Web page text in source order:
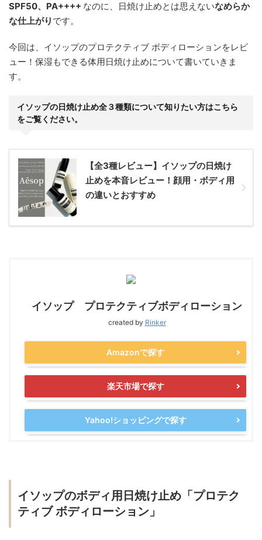
SPF50、PA++++ なのに、日焼け止めとは思えないなめらか
な仕上がり です。
今回は、イソップのプロテクティブ ボディローションをレビ
ュー！保湿もできる体用日焼け止めについて書いていきま
す。
イソップの日焼け止め全３種類について知りたい方はこちら
をご覧ください。
【全3種レビュー】イソップの日焼け
止めを本音レビュー！顔用・ボディ用
の違いとおすすめ
イソップ プロテクティブボディローション
created by Rinker
Amazonで探す
楽天市場で探す
Yahoo!ショッピングで探す
イソップのボディ用日焼け止め「プロテク
ティブ ボディローション」